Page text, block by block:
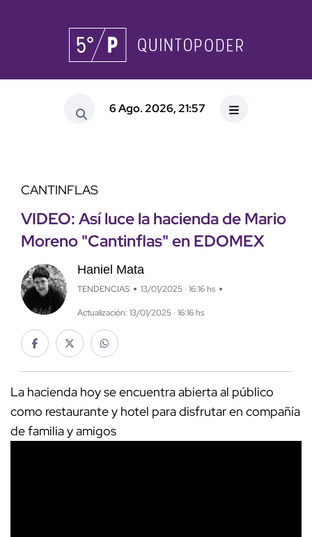
6 Ago. 2026, 21:57
CANTINFLAS
VIDEO: Así luce la hacienda de Mario
Moreno "Cantinflas" en EDOMEX
Haniel Mata
TENDENCIAS 13/01/2025 · 16:16 hs
Actualización: 13/01/2025 · 16:16 hs
La hacienda hoy se encuentra abierta al público
como restaurante y hotel para disfrutar en compañía
de familia y amigos